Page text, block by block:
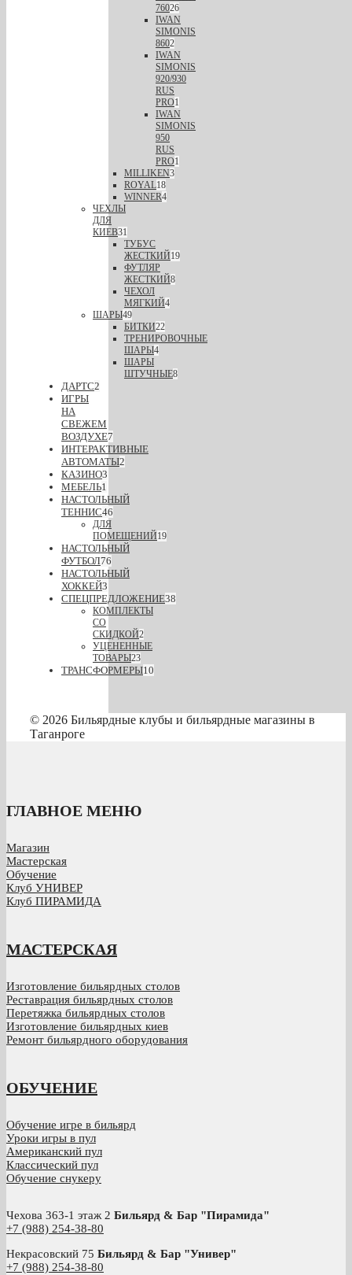
76026
IWAN
SIMONIS
8602
IWAN
SIMONIS
920/930
RUS
PRO1
IWAN
SIMONIS
950
RUS
PRO1
MILLIKEN3
ROYAL18
WINNER4
ЧЕХЛЫ
ДЛЯ
КИЕВ31
ТУБУС
ЖЕСТКИЙ19
ФУТЛЯР
ЖЕСТКИЙ8
ЧЕХОЛ
МЯГКИЙ4
ШАРЫ49
БИТКИ22
ТРЕНИРОВОЧНЫЕ
ШАРЫ4
ШАРЫ
ШТУЧНЫЕ8
ДАРТС2
ИГРЫ
НА
СВЕЖЕМ
ВОЗДУХЕ7
ИНТЕРАКТИВНЫЕ
АВТОМАТЫ2
КАЗИНО3
МЕБЕЛЬ1
НАСТОЛЬНЫЙ
ТЕННИС46
ДЛЯ
ПОМЕЩЕНИЙ19
НАСТОЛЬНЫЙ
ФУТБОЛ76
НАСТОЛЬНЫЙ
ХОККЕЙ3
СПЕЦПРЕДЛОЖЕНИЕ38
КОМПЛЕКТЫ
СО
СКИДКОЙ2
УЦЕНЕННЫЕ
ТОВАРЫ23
ТРАНСФОРМЕРЫ10
© 2026 Бильярдные клубы и бильярдные магазины в
Таганроге
ГЛАВНОЕ МЕНЮ
Магазин
Мастерская
Обучение
Клуб УНИВЕР
Клуб ПИРАМИДА
МАСТЕРСКАЯ
Изготовление бильярдных столов
Реставрация бильярдных столов
Перетяжка бильярдных столов
Изготовление бильярдных киев
Ремонт бильярдного оборудования
ОБУЧЕНИЕ
Обучение игре в бильярд
Уроки игры в пул
Американский пул
Классический пул
Обучение снукеру
Чехова 363-1 этаж 2 Бильярд & Бар "Пирамида"
+7 (988) 254-38-80
Некрасовский 75 Бильярд & Бар "Универ"
+7 (988) 254-38-80